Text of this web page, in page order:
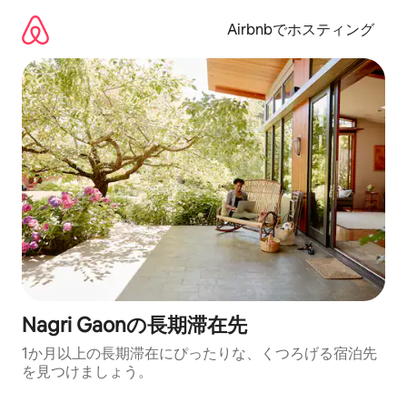
Airbnbでホスティング
Nagri Gaonの長期滞在先
1か月以上の長期滞在にぴったりな、くつろげる宿泊先
を見つけましょう。